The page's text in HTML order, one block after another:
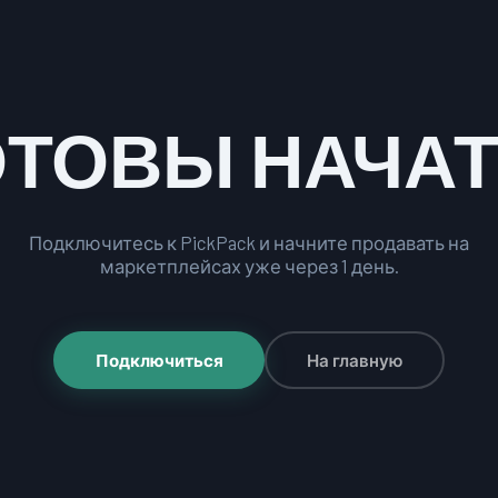
Подключитесь к PickPack и начните продавать на
маркетплейсах уже через 1 день.
Подключиться На главную